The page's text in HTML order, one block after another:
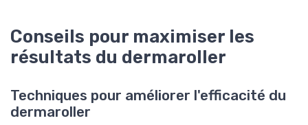
Conseils pour maximiser les
résultats du dermaroller
Techniques pour améliorer l'efficacité du
dermaroller